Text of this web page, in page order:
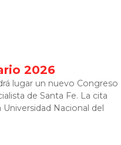
2026
lugar un nuevo Congreso
de Santa Fe. La cita
Nacional del